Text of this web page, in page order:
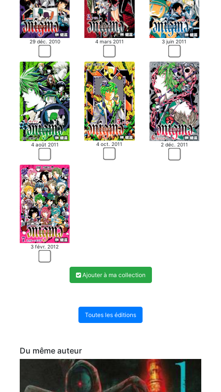
29 déc. 2010 4 mars 2011 3 juin 2011
4 août 2011 4 oct. 2011 2 déc. 2011
3 févr. 2012
Ajouter à ma collection
Toutes les éditions
Du même auteur